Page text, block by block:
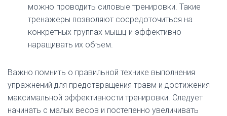
можно проводить силовые тренировки. Такие
тренажеры позволяют сосредоточиться на
конкретных группах мышц и эффективно
наращивать их объем.
Важно помнить о правильной технике выполнения
упражнений для предотвращения травм и достижения
максимальной эффективности тренировки. Следует
начинать с малых весов и постепенно увеличивать